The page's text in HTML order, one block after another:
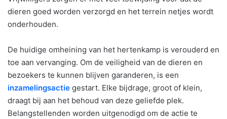
dieren goed worden verzorgd en het terrein netjes wordt
onderhouden.
De huidige omheining van het hertenkamp is verouderd en
toe aan vervanging. Om de veiligheid van de dieren en
bezoekers te kunnen blijven garanderen, is een
inzamelingsactie gestart. Elke bijdrage, groot of klein,
draagt bij aan het behoud van deze geliefde plek.
Belangstellenden worden uitgenodigd om de actie te